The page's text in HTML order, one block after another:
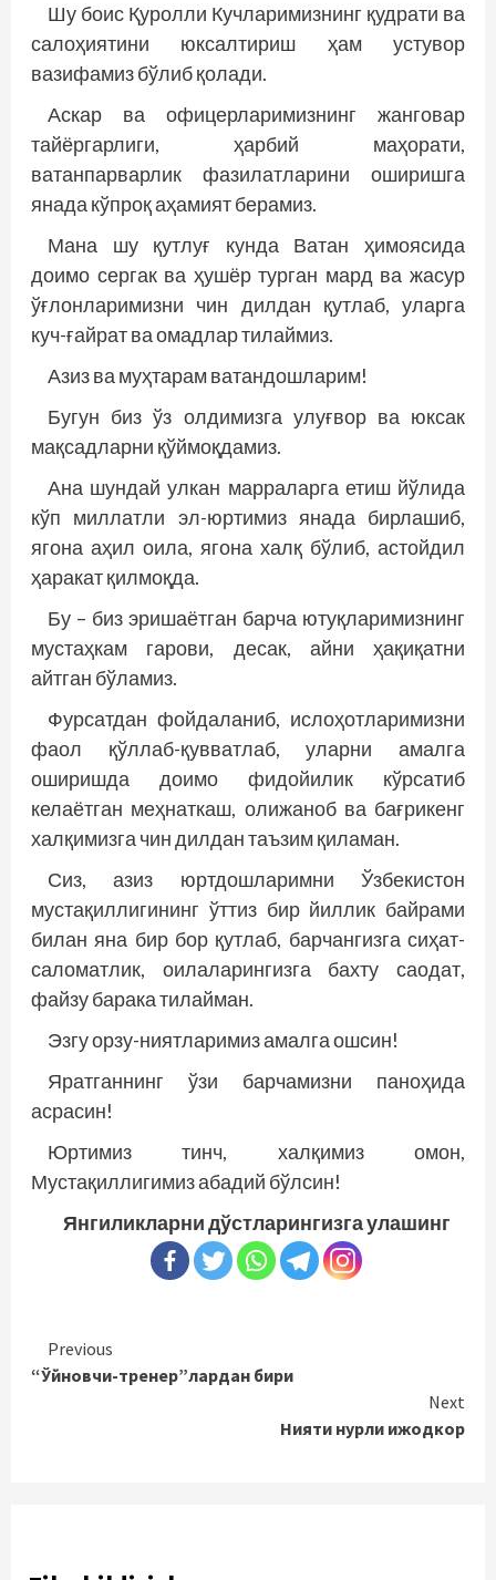
Шу боис Қуролли Кучларимизнинг қуд­рати ва
салоҳиятини юксалтириш ҳам устувор
вазифамиз бўлиб қолади.
Аскар ва офицерларимизнинг жанговар
тайёргарлиги, ҳарбий маҳорати,
ватанпарварлик фазилатларини оширишга
янада кўпроқ аҳамият берамиз.
Мана шу қутлуғ кунда Ватан ҳимоясида
доимо сергак ва ҳушёр турган мард ва жасур
ўғлонларимизни чин дилдан қутлаб, уларга
куч-ғайрат ва омадлар тилаймиз.
Азиз ва муҳтарам ватандошларим!
Бугун биз ўз олдимизга улуғвор ва юксак
мақсадларни қўймоқдамиз.
Ана шундай улкан марраларга етиш йўлида
кўп миллатли эл-юртимиз янада бирлашиб,
ягона аҳил оила, ягона халқ бўлиб, астойдил
ҳаракат қилмоқда.
Бу – биз эришаётган барча ютуқларимизнинг
мустаҳкам гарови, десак, айни ҳақиқатни
айтган бўламиз.
Фурсатдан фойдаланиб, ислоҳотларимизни
фаол қўллаб-қувватлаб, уларни амалга
оширишда доимо фидойилик кўрсатиб
келаётган меҳнаткаш, олижаноб ва бағрикенг
халқимизга чин дилдан таъзим қиламан.
Сиз, азиз юртдошларимни Ўзбекис­тон
мустақиллигининг ўттиз бир йиллик байрами
билан яна бир бор қутлаб, барчангизга сиҳат-
саломатлик, оилаларингизга бахту сао­дат,
файзу барака тилайман.
Эзгу орзу-ниятларимиз амалга ошсин!
Яратганнинг ўзи барчамизни паноҳида
асрасин!
Юртимиз тинч, халқимиз омон,
Мустақиллигимиз абадий бўлсин!
Янгиликларни дўстларингизга улашинг
Continue
Reading
Previous
“Ўйновчи-тренер”лардан бири
Next
Нияти нурли ижодкор